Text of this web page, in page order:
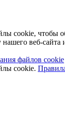
cookie, чтобы
веб-сайта
файлов cookie
cookie.